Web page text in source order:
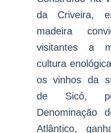
da Criveira,
madeira
visitantes a
cultura
os vinhos da
de Sicó,
Denominação
Atlântico,